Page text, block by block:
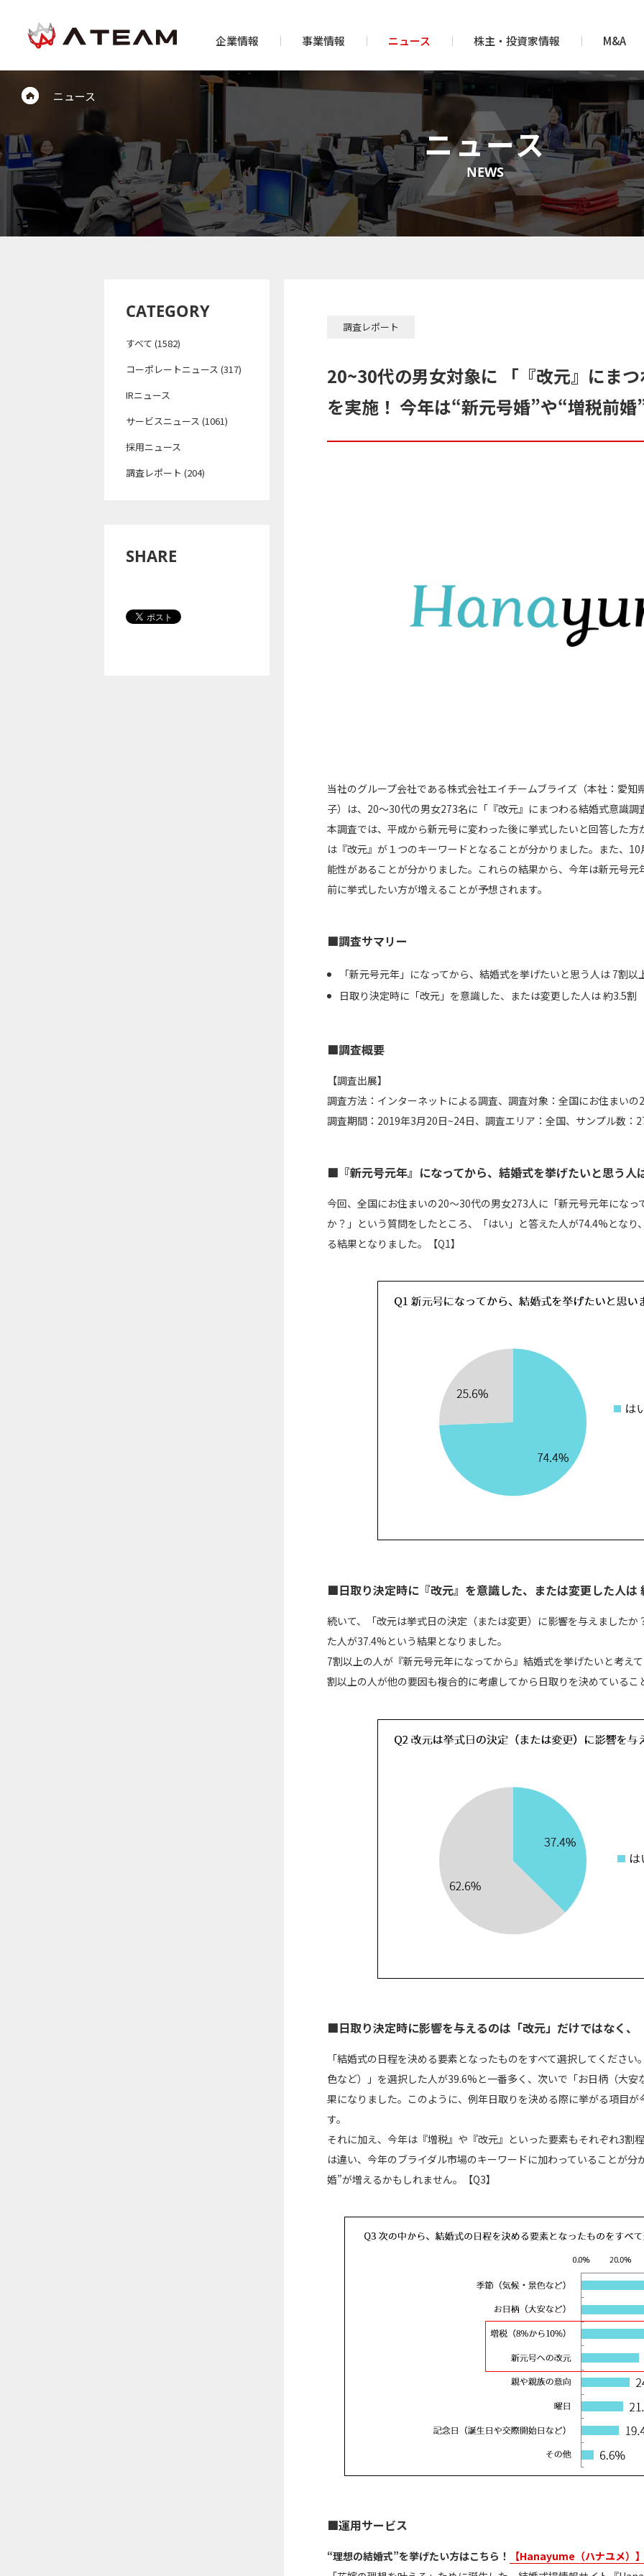
企業情報 事業情報 ニュース 株主・投資家情報 M&A
ニュース
ニュース
NEWS
CATEGORY
すべて (1582)
コーポレートニュース (317)
IRニュース
サービスニュース (1061)
採用ニュース
調査レポート (204)
SHARE
調査レポート
20~30代の男女対象に 「『改元』にま
を実施！ 今年は“新元号婚”や“増税前
当社のグループ会社である株式会社エイチームブライズ（本社：愛
子）は、20～30代の男女273名に「『改元』にまつわる結婚式意識
本調査では、平成から新元号に変わった後に挙式したいと回答した
は『改元』が１つのキーワードとなることが分かりました。また、
能性があることが分かりました。これらの結果から、今年は新元号
前に挙式したい方が増えることが予想されます。
■調査サマリー
「新元号元年」になってから、結婚式を挙げたいと思う人は 7割以
日取り決定時に「改元」を意識した、または変更した人は 約3.5割
■調査概要
【調査出展】
調査方法：インターネットによる調査、調査対象：全国にお住まいの
調査期間：2019年3月20日~24日、調査エリア：全国、サンプル数：
■『新元号元年』になってから、結婚式を挙げたいと思う人
今回、全国にお住まいの20～30代の男女273人に「新元号元年にな
か？」という質問をしたところ、「はい」と答えた人が74.4%とな
る結果となりました。【Q1】
■日取り決定時に『改元』を意識した、または変更した人は
続いて、「改元は挙式日の決定（または変更）に影響を与えました
た人が37.4%という結果となりました。
7割以上の人が『新元号元年になってから』結婚式を挙げたいと考え
割以上の人が他の要因も複合的に考慮してから日取りを決めているこ
■日取り決定時に影響を与えるのは「改元」だけではなく、
「結婚式の日程を決める要素となったものをすべて選択してくださ
色など）」を選択した人が39.6%と一番多く、次いで「お日柄（大
果になりました。このように、例年日取りを決める際に挙がる項目
す。
それに加え、今年は『増税』や『改元』といった要素もそれぞれ3割
は違い、今年のブライダル市場のキーワードに加わっていることが
婚”が増えるかもしれません。【Q3】
■運用サービス
“理想の結婚式”を挙げたい方はこちら！
【Hanayume（ハナユメ）